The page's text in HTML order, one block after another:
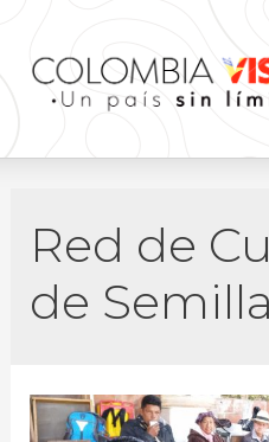
Red de
de